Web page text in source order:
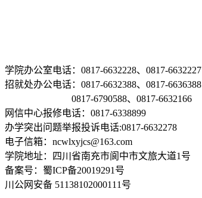
学院办公室电话：0817-6632228、0817-6632227
招就处办公电话：0817-6632388、0817-6636388
0817-6790588、0817-6632166
网信中心报修电话：0817-6338899
办学突出问题举报投诉电话:0817-6632278
电子信箱：ncwlxyjcs@163.com
学院地址：四川省南充市阆中市文旅大道1号
备案号：蜀ICP备20019291号
川公网安备 51138102000111号